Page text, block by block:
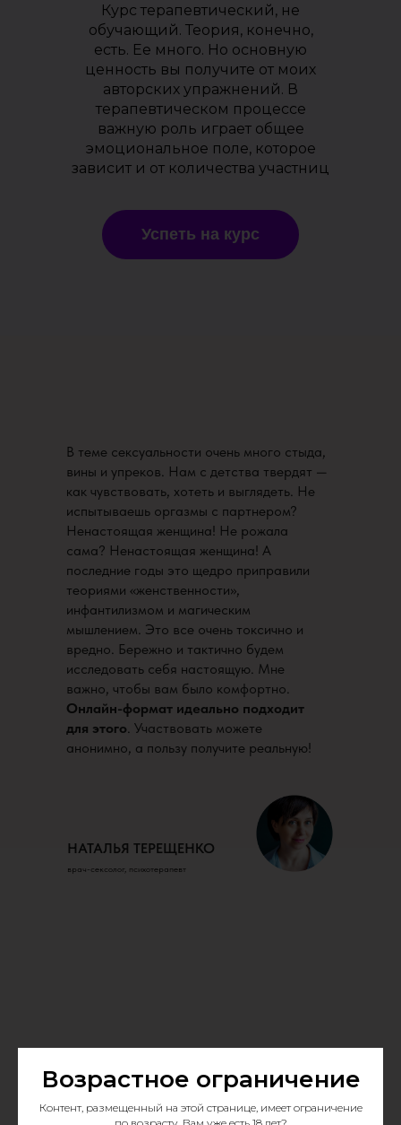
Курс терапевтический, не
обучающий. Теория, конечно,
есть. Ее много. Но основную
ценность вы получите от моих
авторских упражнений. В
терапевтическом процессе
важную роль играет общее
эмоциональное поле, которое
зависит и от количества участниц
Успеть на курс
В теме сексуальности очень много стыда,
вины и упреков. Нам с детства твердят —
как чувствовать, хотеть и выглядеть. Не
испытываешь оргазмы с партнером?
Ненастоящая женщина! Не рожала
сама? Ненастоящая женщина! А
последние годы это щедро приправили
теориями «женственности»,
инфантилизмом и магическим
мышлением. Это все очень токсично и
вредно. Бережно и тактично будем
исследовать себя настоящую. Мне
важно, чтобы вам было комфортно.
Онлайн-формат идеально подходит
для этого. Участвовать можете
анонимно, а пользу получите реальную!
НАТАЛЬЯ ТЕРЕЩЕНКО
врач-сексолог, психотерапевт
Программа курса
Возрастное ограничение
Контент, размещенный на этой странице, имеет ограничение